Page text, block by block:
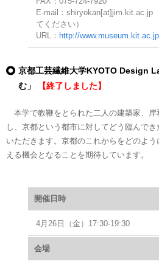
E-mail：
てください）
URL： http://
京都工芸繊維大学KYOTO Design
む」
【終了しました】
本学で教鞭をとられた二人の建築家、岸
し、京都という都市に対してどう臨んで
いただきます。京都のこれからをどのよ
える機会となることを期待しています。
開催日時
4月26日（金）17:30-19:30
会場